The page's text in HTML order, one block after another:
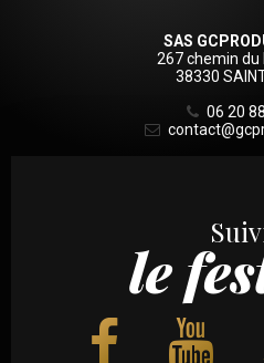
SAS
267 chemin du
38330
06 20
le